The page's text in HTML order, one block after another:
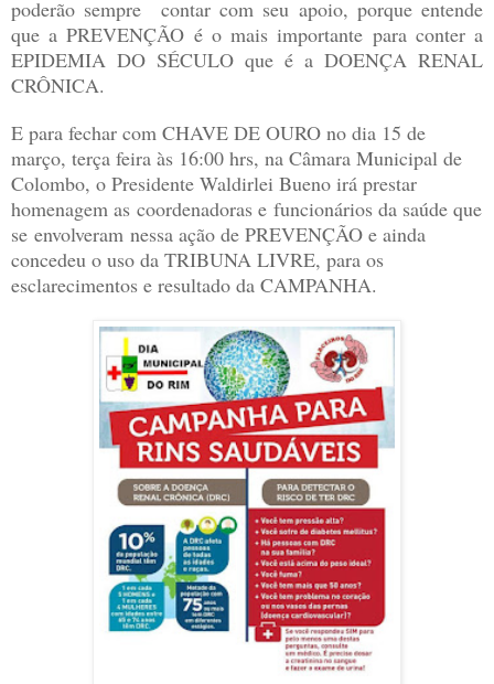
poderão sempre contar com seu apoio, porque entende
que a PREVENÇÃO é o mais importante para conter a
EPIDEMIA DO SÉCULO que é a DOENÇA RENAL
CRÔNICA.
E para fechar com CHAVE DE OURO no dia 15 de
março, terça feira às 16:00 hrs, na Câmara Municipal de
Colombo, o Presidente Waldirlei Bueno irá prestar
homenagem as coordenadoras e funcionários da saúde que
se envolveram nessa ação de PREVENÇÃO e ainda
concedeu o uso da TRIBUNA LIVRE, para os
esclarecimentos e resultado da CAMPANHA.